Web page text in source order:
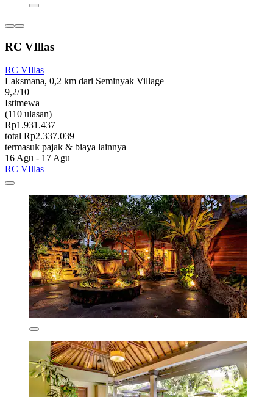
RC VIllas
RC VIllas
Laksmana, 0,2 km dari Seminyak Village
9,2/10
Istimewa
(110 ulasan)
Rp1.931.437
total Rp2.337.039
termasuk pajak & biaya lainnya
16 Agu - 17 Agu
RC VIllas